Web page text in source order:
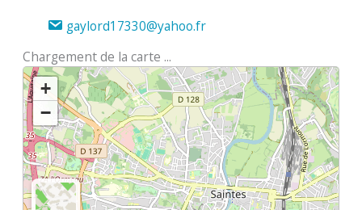
gaylord17330@yahoo.fr
Chargement de la carte ...
+
−